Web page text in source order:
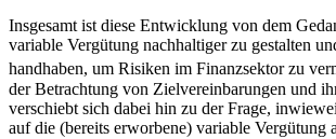
Insgesamt ist diese Entwicklung von dem
variable Vergütung nachhaltiger zu gestalten
handhaben, um Risiken im Finanzsektor zu
der Betrachtung von Zielvereinbarungen und
verschiebt sich dabei hin zu der Frage,
auf die (bereits erworbene) variable Vergütung